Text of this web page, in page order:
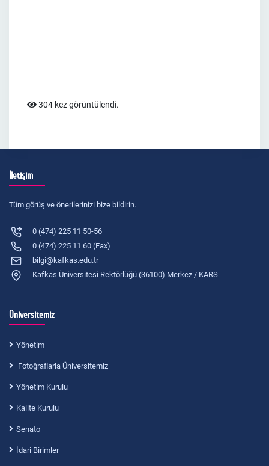
304 kez görüntülendi.
İletişim
Tüm görüş ve önerilerinizi bize bildirin.
0 (474) 225 11 50-56
0 (474) 225 11 60 (Fax)
bilgi@kafkas.edu.tr
Kafkas Üniversitesi Rektörlüğü (36100) Merkez / KARS
Üniversitemiz
Yönetim
Fotoğraflarla Üniversitemiz
Yönetim Kurulu
Kalite Kurulu
Senato
İdari Birimler